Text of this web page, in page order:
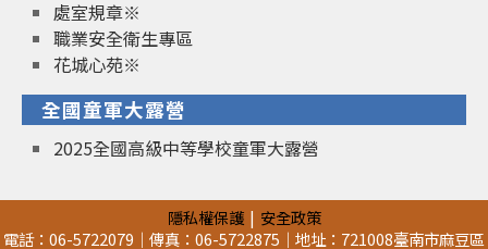
處室規章※
職業安全衛生專區
花城心苑※
全國童軍大露營
2025全國高級中等學校童軍大露營
隱私權保護
安全政策
電話：06-5722079｜傳真：06-5722875｜地址：721008臺南市麻豆區